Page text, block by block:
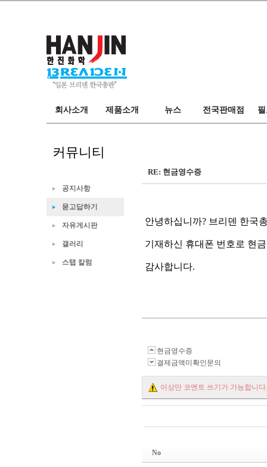
회사소개
오시는길
제품소개
마루후지
카탈로그
뉴스 전국판매점
전국판매점
스
커뮤니티
공지사항
묻고답하기
자유게시판
갤러리
스탭 칼럼
RE: 현금영수증
안녕하십니까? 브리덴 한국
기재하신 휴대폰 번호로 현
감사합니다.
현금영수증
결제금액미확인문의
이상만 코멘트 쓰기가 가능합니다.
No